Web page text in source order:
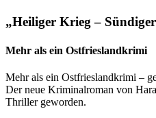
„Heiliger Krieg –
Mehr als ein Ostfrieslandkrimi
Mehr als ein Ostfrieslandkrimi –
Der neue Kriminalroman von
Thriller geworden.